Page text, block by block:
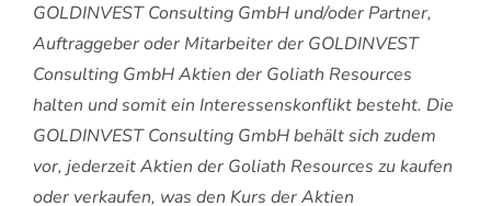
GOLDINVEST Consulting GmbH und/oder Partner,
Auftraggeber oder Mitarbeiter der GOLDINVEST
Consulting GmbH Aktien der Goliath Resources
halten und somit ein Interessenskonflikt besteht. Die
GOLDINVEST Consulting GmbH behält sich zudem
vor, jederzeit Aktien der Goliath Resources zu kaufen
oder verkaufen, was den Kurs der Aktien